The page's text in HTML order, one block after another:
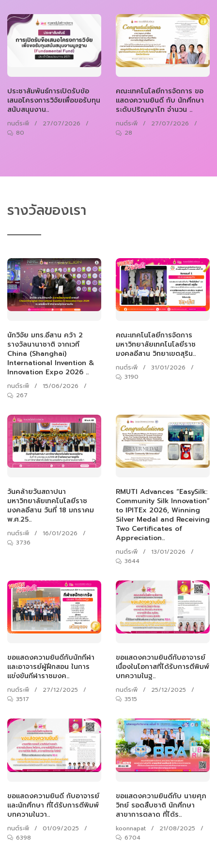
ประชาสัมพันธ์การเปิดรับข้อ
เสนอโครงการวิจัยเพื่อขอรับทุน
สนับสนุนงาน..
กนต์ระพี / 27/07/2026
/
80
คณะเทคโนโลยีการจัดการ ขอ
แสดงความยินดี กับ นักศึกษา
ระดับปริญญาโท จำนวน ..
กนต์ระพี / 27/07/2026
/
28
รางวัลของเรา
นักวิจัย มทร.อีสาน คว้า 2
รางวัลนานาชาติ จากเวที
China (Shanghai)
International Invention &
Innovation Expo 2026 ..
กนต์ระพี / 15/06/2026
/
267
คณะเทคโนโลยีการจัดการ
มหาวิทยาลัยเทคโนโลยีราช
มงคลอีสาน วิทยาเขตสุริน..
กนต์ระพี / 31/01/2026
/
3190
วันคล้ายวันสถาปนา
มหาวิทยาลัยเทคโนโลยีราช
มงคลอีสาน วันที่ 18 มกราคม
พ.ศ.25..
กนต์ระพี / 16/01/2026
/
3736
RMUTI Advances “EasySilk:
Community Silk Innovation”
to IPITEx 2026, Winning
Silver Medal and Receiving
Two Certificates of
Appreciation..
กนต์ระพี / 13/01/2026
/
3644
ขอแสดงความยินดีกับนักกีฬา
และอาจารย์ผู้ฝึกสอน ในการ
แข่งขันกีฬาราชมงค..
กนต์ระพี / 27/12/2025
/
3517
ขอแสดงความยินดีกับอาจารย์
เนื่องในโอกาสที่ได้รับการตีพิมพ์
บทความในฐ..
กนต์ระพี / 25/12/2025
/
3515
ขอแสดงความยินดี กับอาจารย์
และนักศึกษา ที่ได้รับการตีพิมพ์
บทความในวา..
กนต์ระพี / 01/09/2025
/
6398
ขอแสดงความยินดีกับ นายศุภ
วิทย์ รอดสืบชาติ นักศึกษา
สาขาการตลาด ที่ได้ร..
koonnapat / 21/08/2025
/
6704